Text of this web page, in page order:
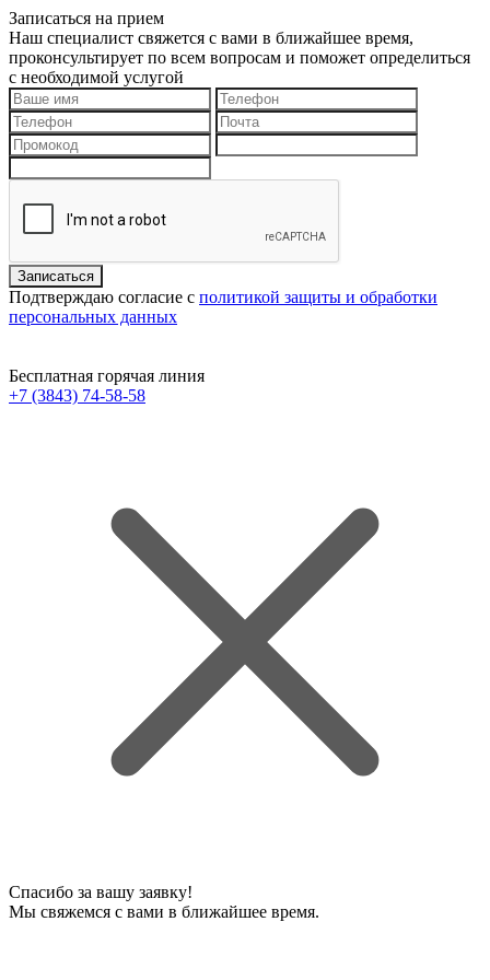
Записаться на прием
Наш специалист свяжется с вами в ближайшее время,
проконсультирует по всем вопросам и поможет определиться
с необходимой услугой
Подтверждаю согласие с политикой защиты и обработки
персональных данных
Бесплатная горячая линия
+7 (3843) 74-58-58
Спасибо за вашу заявку!
Мы свяжемся с вами в ближайшее время.